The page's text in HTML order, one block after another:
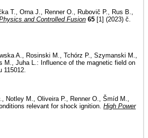
T., Orna J., Renner O., Rubovič P., Rus B.,
and Controlled Fusion 65 [1] (2023) č.
A., Rosinski M., Tchórz P., Szymanski M.,
Juha L.: Influence of the magnetic field on
115012.
Notley M., Oliveira P., Renner O., Šmíd M.,
relevant for shock ignition. High Power